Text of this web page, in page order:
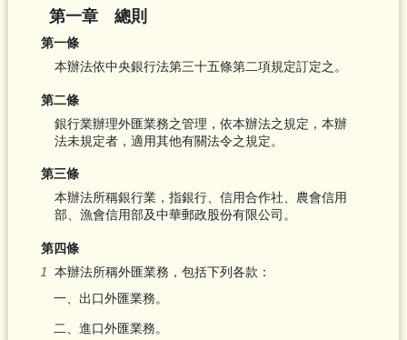
第一章 總則
第一條
本辦法依中央銀行法第三十五條第二項規定訂定之。
第二條
銀行業辦理外匯業務之管理，依本辦法之規定，本辦
法未規定者，適用其他有關法令之規定。
第三條
本辦法所稱銀行業，指銀行、信用合作社、農會信用
部、漁會信用部及中華郵政股份有限公司。
第四條
本辦法所稱外匯業務，包括下列各款：
一、出口外匯業務。
二、進口外匯業務。